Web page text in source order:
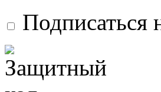
Подписаться